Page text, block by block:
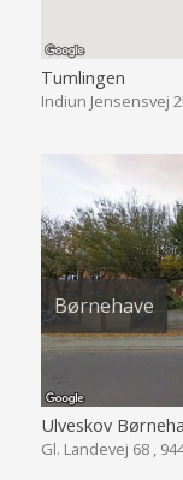
Tumlingen
Indiun Jensensvej
Børnehave
Ulveskov
Gl. Landevej 68 ,